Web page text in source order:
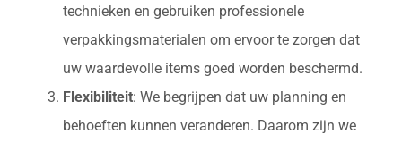
technieken en gebruiken professionele
verpakkingsmaterialen om ervoor te zorgen dat
uw waardevolle items goed worden beschermd.
Flexibiliteit: We begrijpen dat uw planning en
behoeften kunnen veranderen. Daarom zijn we